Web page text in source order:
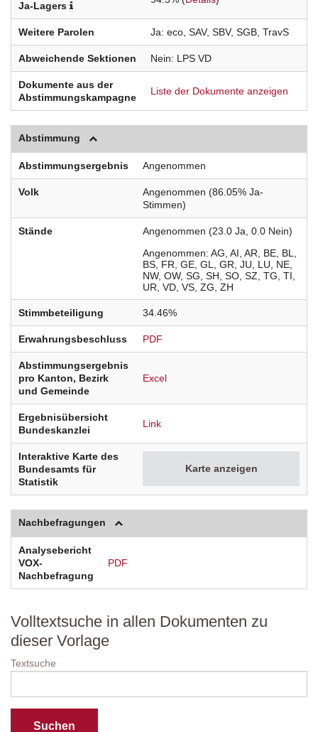
Ja-Lagers
Weitere Parolen Ja eco SAV SBV SGB TravS
Abweichende Sektionen Nein LPS VD
Dokumente aus der
Abstimmungskampagne
Liste der Dokumente anzeigen
Abstimmung
Abstimmungsergebnis Angenommen
Volk
Angenommen (86.05% Ja-
Stimmen)
Stände
Angenommen (23.0 Ja, 0.0 Nein)
Angenommen AG AI AR BE BL
BS FR GE GL GR JU LU
NE
NW OW SG SH SO SZ TG TI
UR VD VS ZG ZH
Stimmbeteiligung 34.46%
Erwahrungsbeschluss PDF
Abstimmungsergebnis
pro Kanton, Bezirk
und Gemeinde
Excel
Ergebnisübersicht
Bundeskanzlei
Link
Interaktive Karte des
Bundesamts für
Statistik
Karte anzeigen
Nachbefragungen
Analysebericht
VOX-
Nachbefragung
PDF
Volltextsuche in allen Dokumenten zu
dieser Vorlage
Textsuche